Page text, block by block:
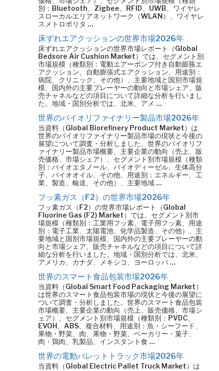
別：Bluetooth、Zigbee、RFID、UWB、ワイヤレ
スローカルエリアネットワーク（WLAN）、ワイヤレ
スメトロポリタ …
床ずれエアクッションの世界市場2026年
床ずれエアクッションの世界市場レポート（Global
Bedsore Air Cushion Market）では、セグメント別
市場規模（種類別：電動エアーポンプ付き自動膨脹エ
アクッション、自動膨張式エアクッション、用途別：
病院、クリニック、その他）、主要地域と国別市場規
模、国内外の主要プレーヤーの動向と市場シェア、販
売チャネルなどの項目について詳細な分析を行いまし
た。地域・国別分析では、北米、アメ …
世界のバイオリファイナリー製品市場2026年
当資料（Global Biorefinery Product Market）は
世界のバイオリファイナリー製品市場の現状と今後の
展望について調査・分析しました。世界のバイオリフ
ァイナリー製品市場概要、主要企業の動向（売上、販
売価格、市場シェア）、セグメント別市場規模（種類
別：バイオエタノール、バイオディーゼル、生体高分
子、バイオオイル、その他、用途別：エネルギー、工
業、製造、輸送、その他）、主要地域 …
フッ素ガス（F2）の世界市場2026年
フッ素ガス（F2）の世界市場レポート（Global
Fluorine Gas (F2) Market）では、セグメント別市
場規模（種類別：工業用フッ素、電子用フッ素、用途
別：電子工業、太陽電池、化学品製造、その他）、主
要地域と国別市場規模、国内外の主要プレーヤーの動
向と市場シェア、販売チャネルなどの項目について詳
細な分析を行いました。地域・国別分析では、北米、
アメリカ、カナダ、メキシコ、ヨーロッパ …
世界のスマート食品包装市場2026年
当資料（Global Smart Food Packaging Market）
は世界のスマート食品包装市場の現状と今後の展望に
ついて調査・分析しました。世界のスマート食品包装
市場概要、主要企業の動向（売上、販売価格、市場シ
ェア）、セグメント別市場規模（種類別：PVDC、
EVOH、ABS、複合材料、用途別：魚・シーフード、
果物・野菜、肉、果物・野菜、ベーカリー・菓子、
肉・鶏肉、乳製品、インスタント食 …
世界の電動パレットトラック市場2026年
当資料（Global Electric Pallet Truck Market）は